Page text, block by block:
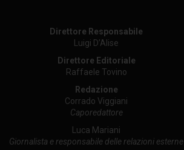
Direttore Responsabile
Luigi D’Alise
Direttore Editoriale
Raffaele Tovino
Redazione
Corrado Viggiani
Caporedattore
Luca Mariani
Giornalista e responsabile delle relazioni esterne